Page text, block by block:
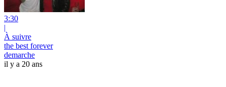
3:30
|
À suivre
the best forever
demarche
il y a 20 ans